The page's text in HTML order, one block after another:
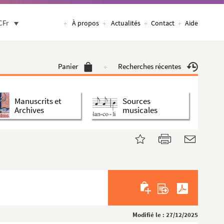
À propos Actualités Contact Aide
Panier Recherches récentes
Manuscrits et
Archives
Sources
musicales
Modifié le : 27/12/2025